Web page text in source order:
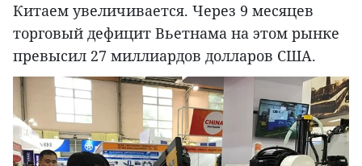
Китаем увеличивается. Через 9 месяцев
торговый дефицит Вьетнама на этом рынке
превысил 27 миллиардов долларов США.